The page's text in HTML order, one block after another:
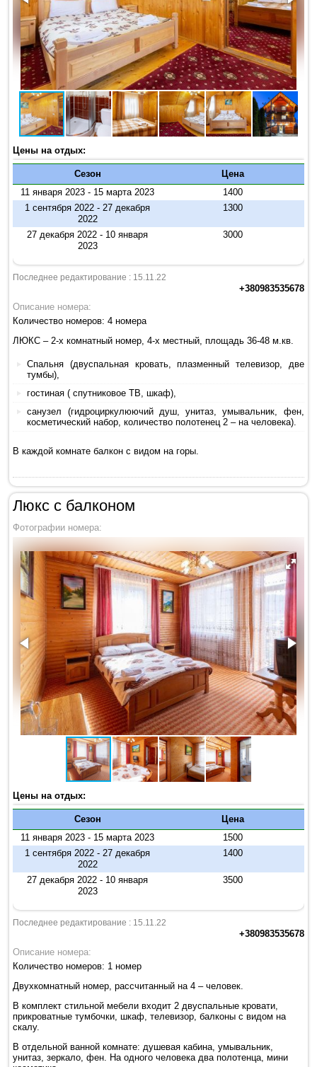
Цены на отдых:
Сезон
Цена
11 января 2023 - 15 марта 2023
1400
1 сентября 2022 - 27 декабря
2022
1300
27 декабря 2022 - 10 января
2023
3000
Последнее редактирование : 15.11.22
+380983535678
Описание номера:
Количество номеров: 4 номера
ЛЮКС – 2-х комнатный номер, 4-х местный, площадь 36-48 м.кв.
Спальня (двуспальная кровать, плазменный телевизор, две
тумбы),
гостиная ( спутниковое ТВ, шкаф),
санузел (гидроциркулюючий душ, унитаз, умывальник, фен,
косметический набор, количество полотенец 2 – на человека).
В каждой комнате балкон с видом на горы.
Люкс с балконом
Фотографии номера:
Цены на отдых:
Сезон
Цена
11 января 2023 - 15 марта 2023
1500
1 сентября 2022 - 27 декабря
2022
1400
27 декабря 2022 - 10 января
2023
3500
Последнее редактирование : 15.11.22
+380983535678
Описание номера:
Количество номеров: 1 номер
Двухкомнатный номер, рассчитанный на 4 – человек.
В комплект стильной мебели входит 2 двуспальные кровати,
прикроватные тумбочки, шкаф, телевизор, балконы с видом на
скалу.
В отдельной ванной комнате: душевая кабина, умывальник,
унитаз, зеркало, фен. На одного человека два полотенца, мини